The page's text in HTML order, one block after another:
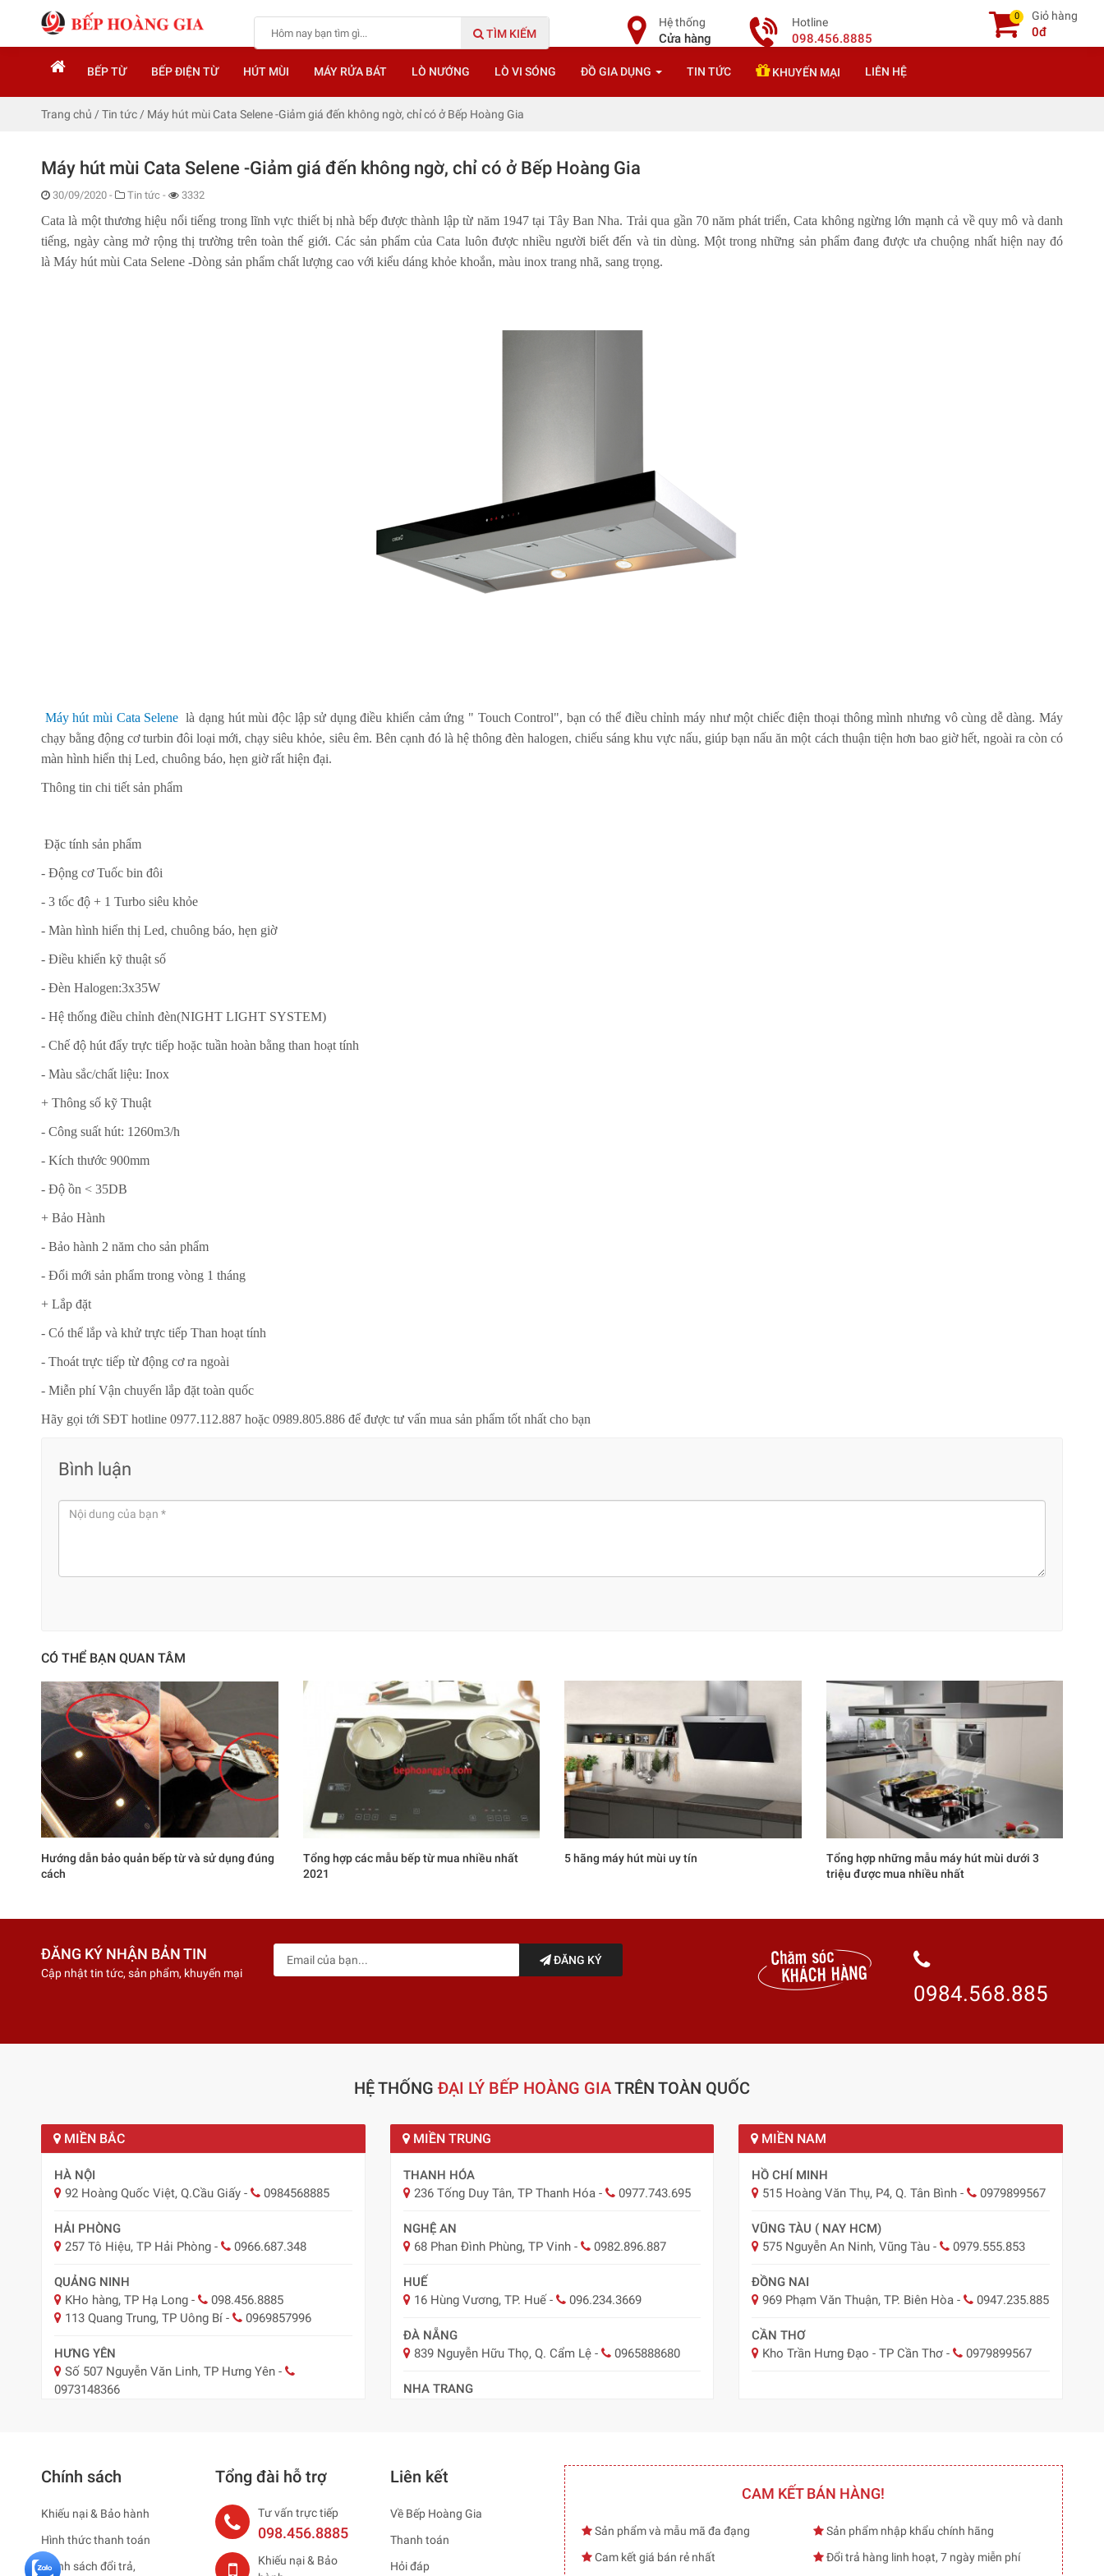
TÌM KIẾM
Hotline
098.456.8885
Hệ thống
Cửa hàng
0 Giỏ hàng
0đ
BẾP TỪ BẾP ĐIỆN TỪ HÚT MÙI MÁY RỬA BÁT LÒ NƯỚNG LÒ VI SÓNG ĐỒ GIA DỤNG TIN TỨC KHUYẾN MẠI LIÊN HỆ
Trang chủ /Tin tức / Máy hút mùi Cata Selene -Giảm giá đến không ngờ, chỉ có ở Bếp Hoàng Gia
Máy hút mùi Cata Selene -Giảm giá đến không ngờ, chỉ có ở Bếp Hoàng Gia
30/09/2020 - Tin tức - 3332
Cata là một thương hiệu nổi tiếng trong lĩnh vực thiết bị nhà bếp được thành lập từ năm 1947 tại Tây Ban Nha. Trải qua gần 70 năm phát triển, Cata không ngừng lớn mạnh cả về quy mô và danh
tiếng, ngày càng mở rộng thị trường trên toàn thế giới. Các sản phẩm của Cata luôn được nhiều người biết đến và tin dùng. Một trong những sản phẩm đang được ưa chuộng nhất hiện nay đó
là Máy hút mùi Cata Selene -Dòng sản phẩm chất lượng cao với kiểu dáng khỏe khoắn, màu inox trang nhã, sang trọng.
Máy hút mùi Cata Selene là dạng hút mùi độc lập sử dụng điều khiển cảm ứng " Touch Control", bạn có thể điều chỉnh máy như một chiếc điện thoại thông mình nhưng vô cùng dễ dàng. Máy
chạy bằng động cơ turbin đôi loại mới, chạy siêu khỏe, siêu êm. Bên cạnh đó là hệ thông đèn halogen, chiếu sáng khu vực nấu, giúp bạn nấu ăn một cách thuận tiện hơn bao giờ hết, ngoài ra còn có
màn hình hiển thị Led, chuông báo, hẹn giờ rất hiện đại.
Thông tin chi tiết sản phẩm
Đặc tính sản phẩm
- Động cơ Tuốc bin đôi
- 3 tốc độ + 1 Turbo siêu khỏe
- Màn hình hiển thị Led, chuông báo, hẹn giờ
- Điều khiển kỹ thuật số
- Đèn Halogen:3x35W
- Hệ thống điều chỉnh đèn(NIGHT LIGHT SYSTEM)
- Chế độ hút đẩy trực tiếp hoặc tuần hoàn bằng than hoạt tính
- Màu sắc/chất liệu: Inox
+ Thông số kỹ Thuật
- Công suất hút: 1260m3/h
- Kích thước 900mm
- Độ ồn < 35DB
+ Bảo Hành
- Bảo hành 2 năm cho sản phẩm
- Đổi mới sản phẩm trong vòng 1 tháng
+ Lắp đặt
- Có thể lắp và khử trực tiếp Than hoạt tính
- Thoát trực tiếp từ động cơ ra ngoài
- Miễn phí Vận chuyển lắp đặt toàn quốc
Hãy gọi tới SĐT hotline 0977.112.887 hoặc 0989.805.886 để được tư vấn mua sản phẩm tốt nhất cho bạn
Bình luận
CÓ THỂ BẠN QUAN TÂM
Hướng dẫn bảo quản bếp từ và sử dụng đúng
cách
Tổng hợp các mẫu bếp từ mua nhiều nhất
2021
5 hãng máy hút mùi uy tín
Tổng hợp những mẫu máy hút mùi dưới 3
triệu được mua nhiều nhất
ĐĂNG KÝ NHẬN BẢN TIN
Cập nhật tin tức, sản phẩm, khuyến mại
ĐĂNG KÝ
0984.568.885
HỆ THỐNG ĐẠI LÝ BẾP HOÀNG GIATRÊN TOÀN QUỐC
MIỀN BẮC
HÀ NỘI
92 Hoàng Quốc Việt, Q.Cầu Giấy - 0984568885
HẢI PHÒNG
257 Tô Hiệu, TP Hải Phòng - 0966.687.348
QUẢNG NINH
KHo hàng, TP Hạ Long -
098.456.8885
113 Quang Trung, TP Uông Bí - 0969857996
HƯNG YÊN
Số 507 Nguyễn Văn Linh, TP Hưng Yên -
0973148366
NAM ĐỊNH
HẢI DƯƠNG ( NAY HẢI PHÒNG )
75 Thống Nhất, TP. Hải Dương-
MIỀN TRUNG
THANH HÓA
236 Tống Duy Tân, TP Thanh Hóa- 0977.743.695
NGHỆ AN
68 Phan Đình Phùng, TP Vinh- 0982.896.887
HUẾ
16 Hùng Vương, TP. Huế- 096.234.3669
ĐÀ NẴNG
839 Nguyễn Hữu Thọ, Q. Cẩm Lệ- 0965888680
NHA TRANG
MIỀN NAM
HỒ CHÍ MINH
515 Hoàng Văn Thụ, P4, Q. Tân Bình - 0979899567
VŨNG TÀU ( NAY HCM)
575 Nguyễn An Ninh, Vũng Tàu - 0979.555.853
ĐỒNG NAI
969 Phạm Văn Thuận, TP. Biên Hòa - 0947.235.885
CẦN THƠ
Kho Trần Hưng Đạo - TP Cần Thơ - 0979899567
Chính sách
Khiếu nại & Bảo hành
Hình thức thanh toán
Chính sách đổi trả,
Tổng đài hỗ trợ
Tư vấn trực tiếp
098.456.8885
Khiếu nại & Bảo
Liên kết
Về Bếp Hoàng Gia
Thanh toán
Hỏi đáp
CAM KẾT BÁN HÀNG!
Sản phẩm và mẫu mã đa đạng
Sản phẩm nhập khẩu chính hãng
Cam kết giá bán rẻ nhất
Đổi trả hàng linh hoạt, 7 ngày miễn phí